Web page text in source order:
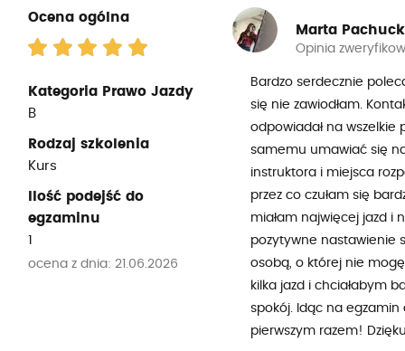
Ocena ogólna
Kategoria Prawo Jazdy
B
Rodzaj szkolenia
Kurs
Ilość podejść do
egzaminu
1
ocena z dnia: 21.06.2026
Marta
Opinia
Bardzo serdecznie
się nie zawiodłam.
odpowiadał na wszelkie
samemu umawiać się
instruktora i miejsca
przez co czułam się
miałam najwięcej jazd i
pozytywne nastawienie
osobą, o której nie
kilka jazd i chciałabym
spokój. Idąc na egzamin
pierwszym razem!